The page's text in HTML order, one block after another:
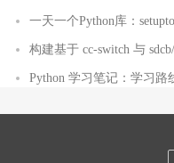
一天一个Python库：
构建基于 cc-switch 与
Python 学习笔记：学习路